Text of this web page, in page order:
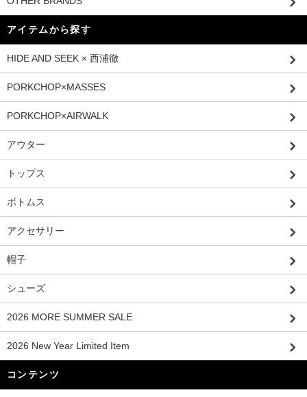
アイテムから探す
HIDE AND SEEK × 西浦徹
PORKCHOP×MASSES
PORKCHOP×AIRWALK
アウター
トップス
ボトムス
アクセサリー
帽子
シューズ
2026 MORE SUMMER SALE
2026 New Year Limited Item
コンテンツ